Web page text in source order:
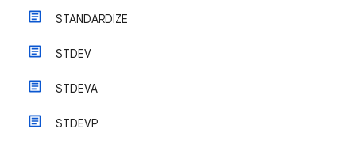
STANDARDIZE
STDEV
STDEVA
STDEVP